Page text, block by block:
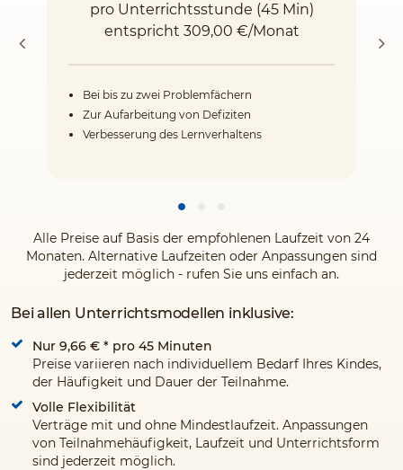
pro Unterrichtsstunde (45 Min)
entspricht 309,00 €/Monat
Bei bis zu zwei Problemfächern
Zur Aufarbeitung von Defiziten
Verbesserung des Lernverhaltens
Alle Preise auf Basis der empfohlenen Laufzeit von 24
Monaten. Alternative Laufzeiten oder Anpassungen sind
jederzeit möglich - rufen Sie uns einfach an.
Bei allen Unterrichtsmodellen inklusive:
Nur 9,66 € * pro 45 Minuten
Preise variieren nach individuellem Bedarf Ihres Kindes,
der Häufigkeit und Dauer der Teilnahme.
Volle Flexibilität
Verträge mit und ohne Mindestlaufzeit. Anpassungen
von Teilnahmehäufigkeit, Laufzeit und Unterrichtsform
sind jederzeit möglich.